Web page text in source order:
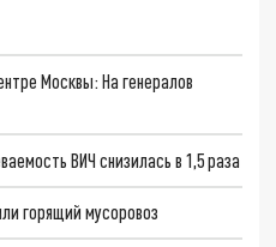
Москвы: На генералов
ВИЧ снизилась в 1,5 раза
горящий мусоровоз